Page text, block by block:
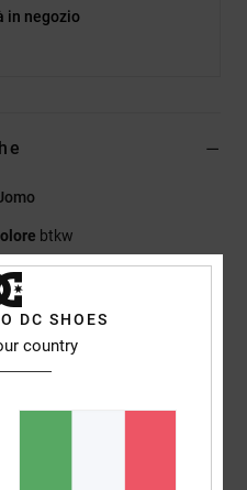
in negozio
btkw
(75%) e cotone riciclato
DC SHOES
country